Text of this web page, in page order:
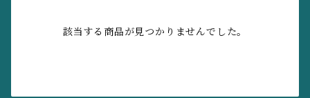
該当する商品が見つかりませんでした。